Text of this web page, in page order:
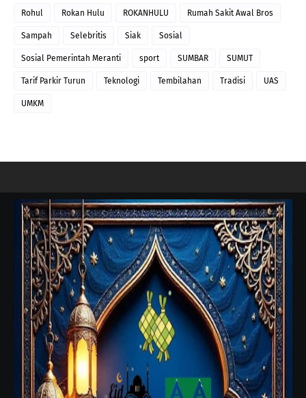
Rohul Rokan Hulu ROKANHULU Rumah Sakit Awal Bros
Sampah Selebritis Siak Sosial
Sosial Pemerintah Meranti sport SUMBAR SUMUT
Tarif Parkir Turun Teknologi Tembilahan Tradisi UAS
UMKM